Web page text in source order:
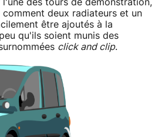
l'une des tours de démonstration,
deux radiateurs et un
être ajoutés à la
qu'ils soient munis des
click and clip.